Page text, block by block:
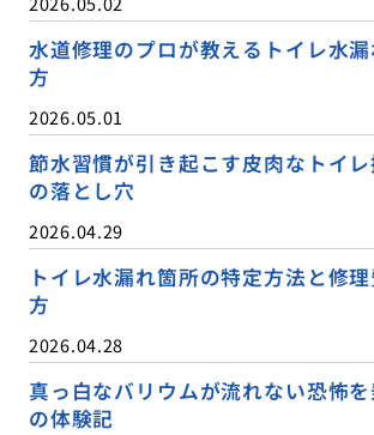
水道修理のプロが教えるトイレ水
方
2026.05.01
節水習慣が引き起こす皮肉なトイ
の落とし穴
2026.04.29
トイレ水漏れ箇所の特定方法と修
方
2026.04.28
真っ白なバリウムが流れない恐怖
の体験記